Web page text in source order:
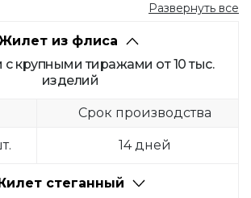
Развернуть все
из флиса
с крупными тиражами от 10 тыс.
изделий
Срок производства
14 дней
стеганный